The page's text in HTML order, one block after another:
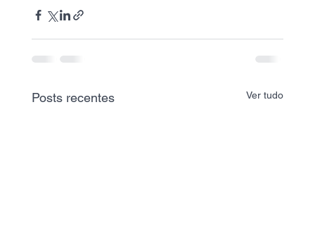
Posts recentes Ver tudo